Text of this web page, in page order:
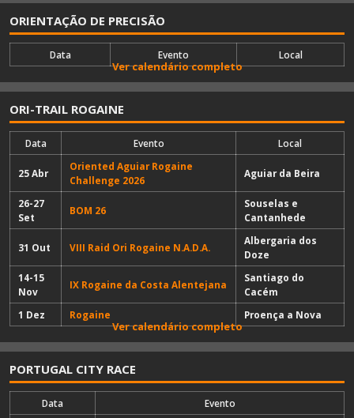
ORIENTAÇÃO DE PRECISÃO
Data Evento Local
Ver calendário completo
ORI-TRAIL ROGAINE
Data Evento Local
25 Abr
Oriented Aguiar Rogaine
Challenge 2026
Aguiar da Beira
26-27
Set
BOM 26
Souselas e
Cantanhede
31 Out VIII Raid Ori Rogaine N.A.D.A.
Albergaria dos
Doze
14-15
Nov
IX Rogaine da Costa Alentejana
Santiago do
Cacém
1 Dez
Rogaine Proença a Nova
Ver calendário completo
PORTUGAL CITY RACE
Data
Evento